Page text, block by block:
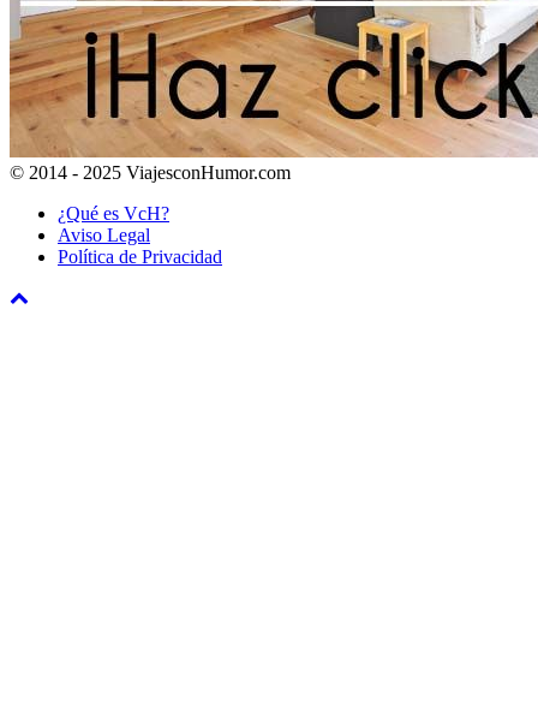
© 2014 - 2025 ViajesconHumor.com
¿Qué es VcH?
Aviso Legal
Política de Privacidad